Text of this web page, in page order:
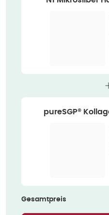
pureSGP®
Gesamtpreis